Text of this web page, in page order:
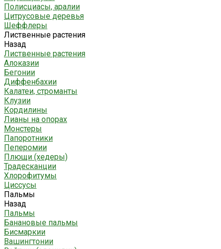
Полисциасы, аралии
Цитрусовые деревья
Шеффлеры
Лиственные растения
Назад
Лиственные растения
Алоказии
Бегонии
Диффенбахии
Калатеи, строманты
Клузии
Кордилины
Лианы на опорах
Монстеры
Папоротники
Пеперомии
Плющи (хедеры)
Традесканции
Хлорофитумы
Циссусы
Пальмы
Назад
Пальмы
Банановые пальмы
Бисмаркии
Вашингтонии